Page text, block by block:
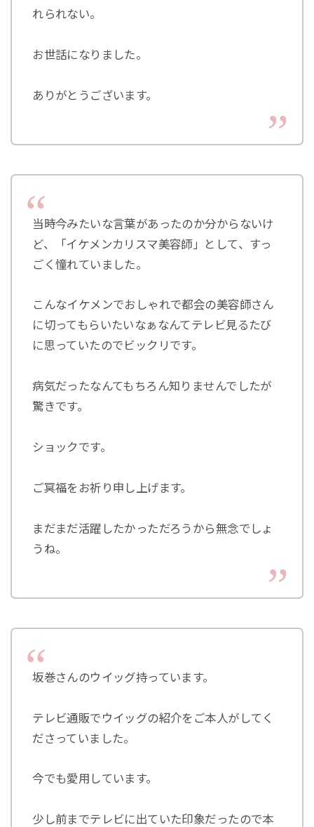
れられない。
お世話になりました。
ありがとうございます。
当時今みたいな言葉があったのか分からないけ
ど、「イケメンカリスマ美容師」として、すっ
ごく憧れていました。
こんなイケメンでおしゃれで都会の美容師さん
に切ってもらいたいなぁなんてテレビ見るたび
に思っていたのでビックリです。
病気だったなんてもちろん知りませんでしたが
驚きです。
ショックです。
ご冥福をお祈り申し上げます。
まだまだ活躍したかっただろうから無念でしょ
うね。
坂巻さんのウイッグ持っています。
テレビ通販でウイッグの紹介をご本人がしてく
ださっていました。
今でも愛用しています。
少し前までテレビに出ていた印象だったので本